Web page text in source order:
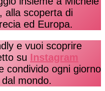
alla scoperta di
ed Europa.
e vuoi scoprire
su Instagram
condivido ogni giorno
mondo.